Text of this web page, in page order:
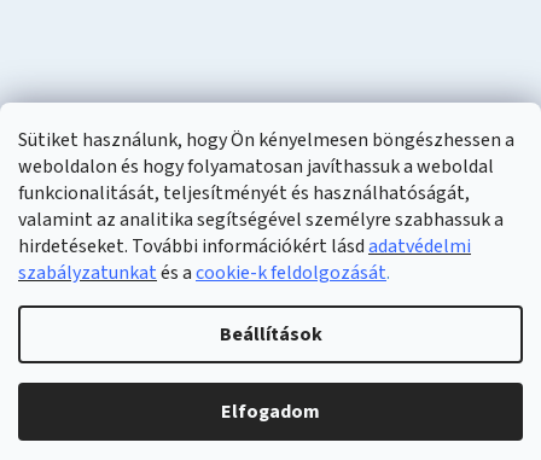
Sütiket használunk, hogy Ön kényelmesen böngészhessen a
weboldalon és hogy folyamatosan javíthassuk a weboldal
funkcionalitását, teljesítményét és használhatóságát,
valamint az analitika segítségével személyre szabhassuk a
hirdetéseket. További információkért lásdadatvédelmi
szabályzatunkatés acookie-k feldolgozását.
Beállítások
Elfogadom
Shoptet készítette